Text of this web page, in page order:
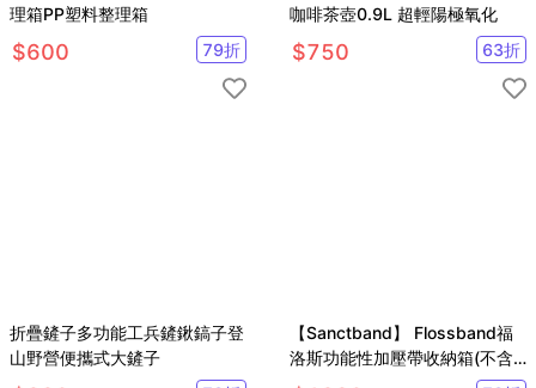
理箱PP塑料整理箱
$600 79折
咖啡茶壺0.9L 超輕陽極氧化
$750 63折
折疊鏟子多功能工兵鏟鍬鎬子登
山野營便攜式大鏟子
【Sanctband】 Flossband福
洛斯功能性加壓帶收納箱(不含
加壓帶)